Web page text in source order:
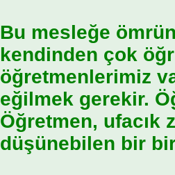
Bu mesleğe
kendinden çok
öğretmenlerimiz
eğilmek gerekir.
Öğretmen,
düşünebilen bir